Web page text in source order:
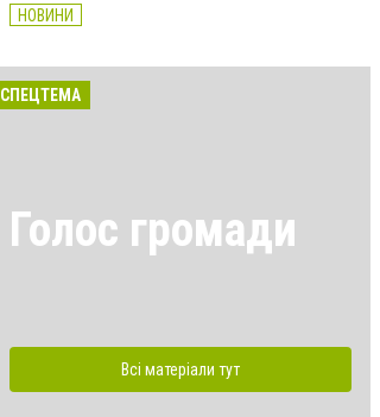
НОВИНИ
СПЕЦТЕМА
Голос громади
Всі матеріали тут